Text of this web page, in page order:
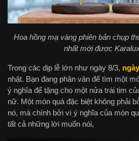
Hoa hồng mạ vàng phiên bản chụp
nhất mới được
Trong các dịp lễ lớn như ngày 8/3,
nhật. Bạn đang phân vân để tìm một
ý nghĩa để tặng cho một nửa trái tim
nữ. Một món quà đặc biệt không phải
nó, mà chính bởi vì ý nghĩa của món
tất cả những lời muốn nói,